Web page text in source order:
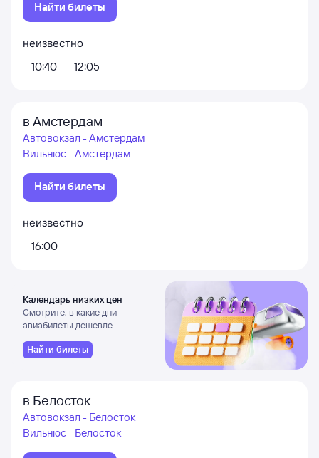
Найти билеты
неизвестно
10:40
12:05
в Амстердам
Автовокзал - Амстердам
Вильнюс - Амстердам
Найти билеты
неизвестно
16:00
Календарь низких цен
Смотрите, в какие дни
авиабилеты дешевле
Найти билеты
в Белосток
Автовокзал - Белосток
Вильнюс - Белосток